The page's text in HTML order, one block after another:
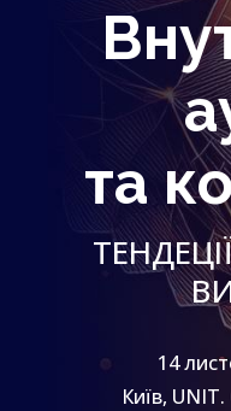
та
14
Київ,